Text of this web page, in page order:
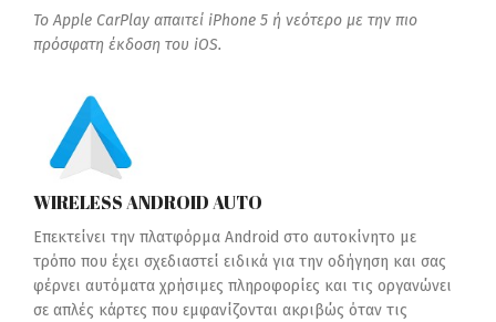
Το Apple CarPlay απαιτεί iPhone 5 ή νεότερο με την πιο
πρόσφατη έκδοση του iOS.
WIRELESS ANDROID AUTO
Επεκτείνει την πλατφόρμα Android στο αυτοκίνητο με
τρόπο που έχει σχεδιαστεί ειδικά για την οδήγηση και σας
φέρνει αυτόματα χρήσιμες πληροφορίες και τις οργανώνει
σε απλές κάρτες που εμφανίζονται ακριβώς όταν τις